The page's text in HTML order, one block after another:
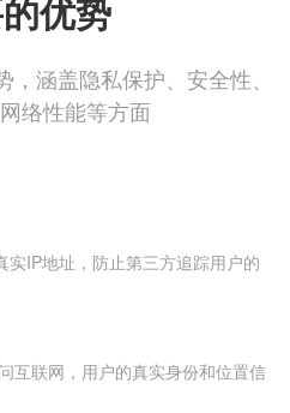
优势
涵盖隐私保护、安全性、
络性能等方面
实IP地址，防止第三方追踪用户的
互联网，用户的真实身份和位置信